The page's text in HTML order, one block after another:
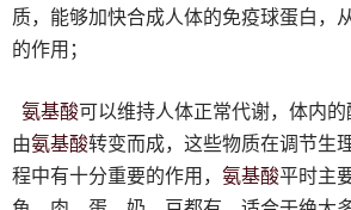
质，能够加快合成人体的免疫球蛋白，
的作用；
氨基酸可以维持人体正常代谢，体内
由氨基酸转变而成，这些物质在调节生
程中有十分重要的作用， 氨基酸平时主